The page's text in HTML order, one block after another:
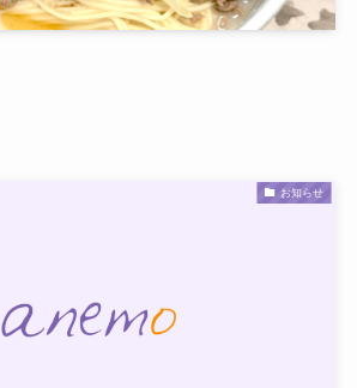
お知らせ